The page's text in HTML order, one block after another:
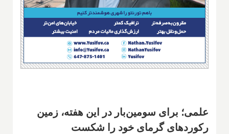
علمی؛ برای سومین‌بار در این هفته، زمین
رکوردهای گرمای خود را شکست